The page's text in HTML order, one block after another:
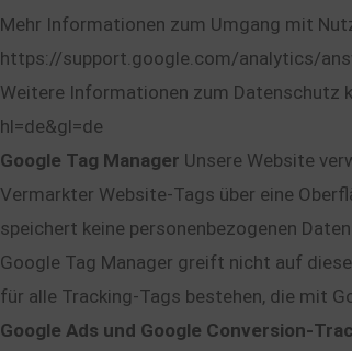
Mehr Informationen zum Umgang mit
https://support.google.com/analytics/
Weitere Informationen zum Datenschutz
hl=de&gl=de
Google Tag Manager Unsere Website
Vermarkter Website-Tags über eine
speichert keine personenbezogenen
Google Tag Manager greift nicht auf
für alle Tracking-Tags bestehen, die mit
Google Ads und Google Conversion-